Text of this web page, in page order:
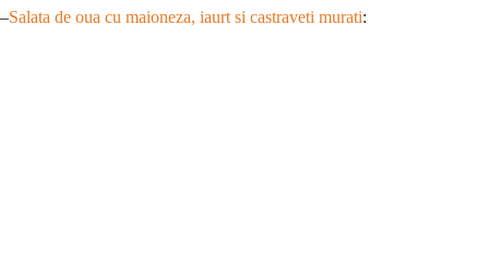
–Salata de oua cu maioneza, iaurt si castraveti murati: